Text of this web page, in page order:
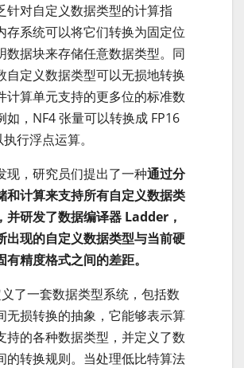
针对自定义数据类型的计算指
存系统可以将它们转换为固定位
数据块来存储任意数据类型。同
自定义数据类型可以无损地转换
计算单元支持的更多位的标准数
如，NF4 张量可以转换成 FP16
行浮点运算。
现，研究员们提出了一种通过分
和计算来支持所有自定义数据类
并研发了数据编译器 Ladder，
出现的自定义数据类型与当前硬
有精度格式之间的差距。
了一套数据类型系统，包括数
无损转换的抽象，它能够表示算
持的各种数据类型，并定义了数
的转换规则。当处理低比特算法